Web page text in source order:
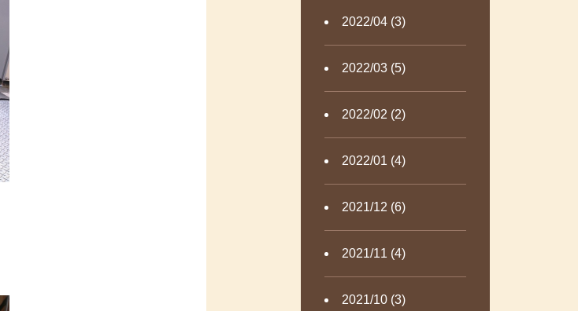
2022/04 (3)
2022/03 (5)
2022/02 (2)
2022/01 (4)
2021/12 (6)
2021/11 (4)
2021/10 (3)